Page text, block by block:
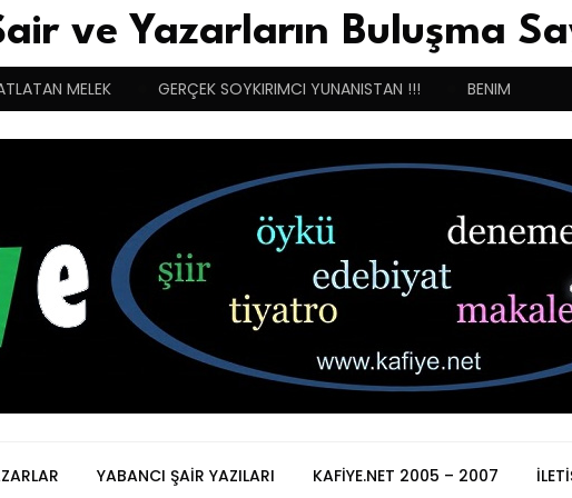
ve Yazarların Buluşma
MELEK GERÇEK SOYKIRIMCI YUNANISTAN !!! BENIM
YABANCI ŞAIR YAZILARI KAFIYE.NET 2005 – 2007